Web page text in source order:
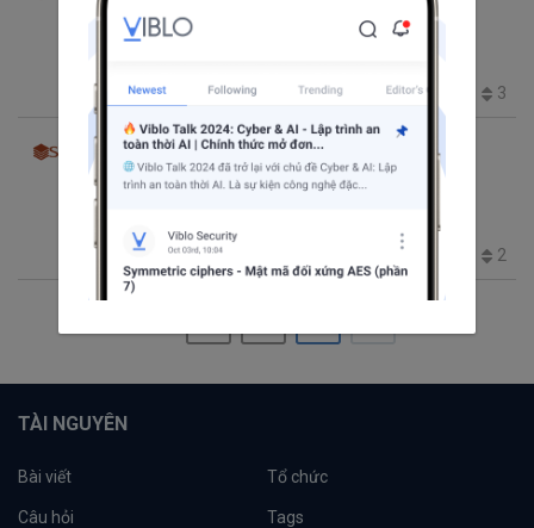
Series JSF - Phần 1: JSF là gì? Giới thiệu
JSF Framework
17.0K 0 3
stackjava thg 11 24, 2017 8:08 SA 0 phút đọc
Gửi tin nhắn sms bằng Java, sử dụng USB
3G/4G
Verify SMS
1.5K 1 2
TÀI NGUYÊN
Bài viết Tổ chức
Câu hỏi Tags